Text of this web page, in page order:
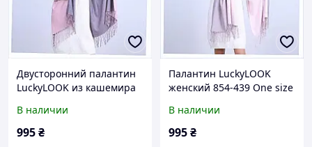
Двусторонний палантин
LuckyLOOK из кашемира
В наличии
995₴
Палантин LuckyLOOK
женский 854-439 One size
ME6A886183
В наличии
995₴